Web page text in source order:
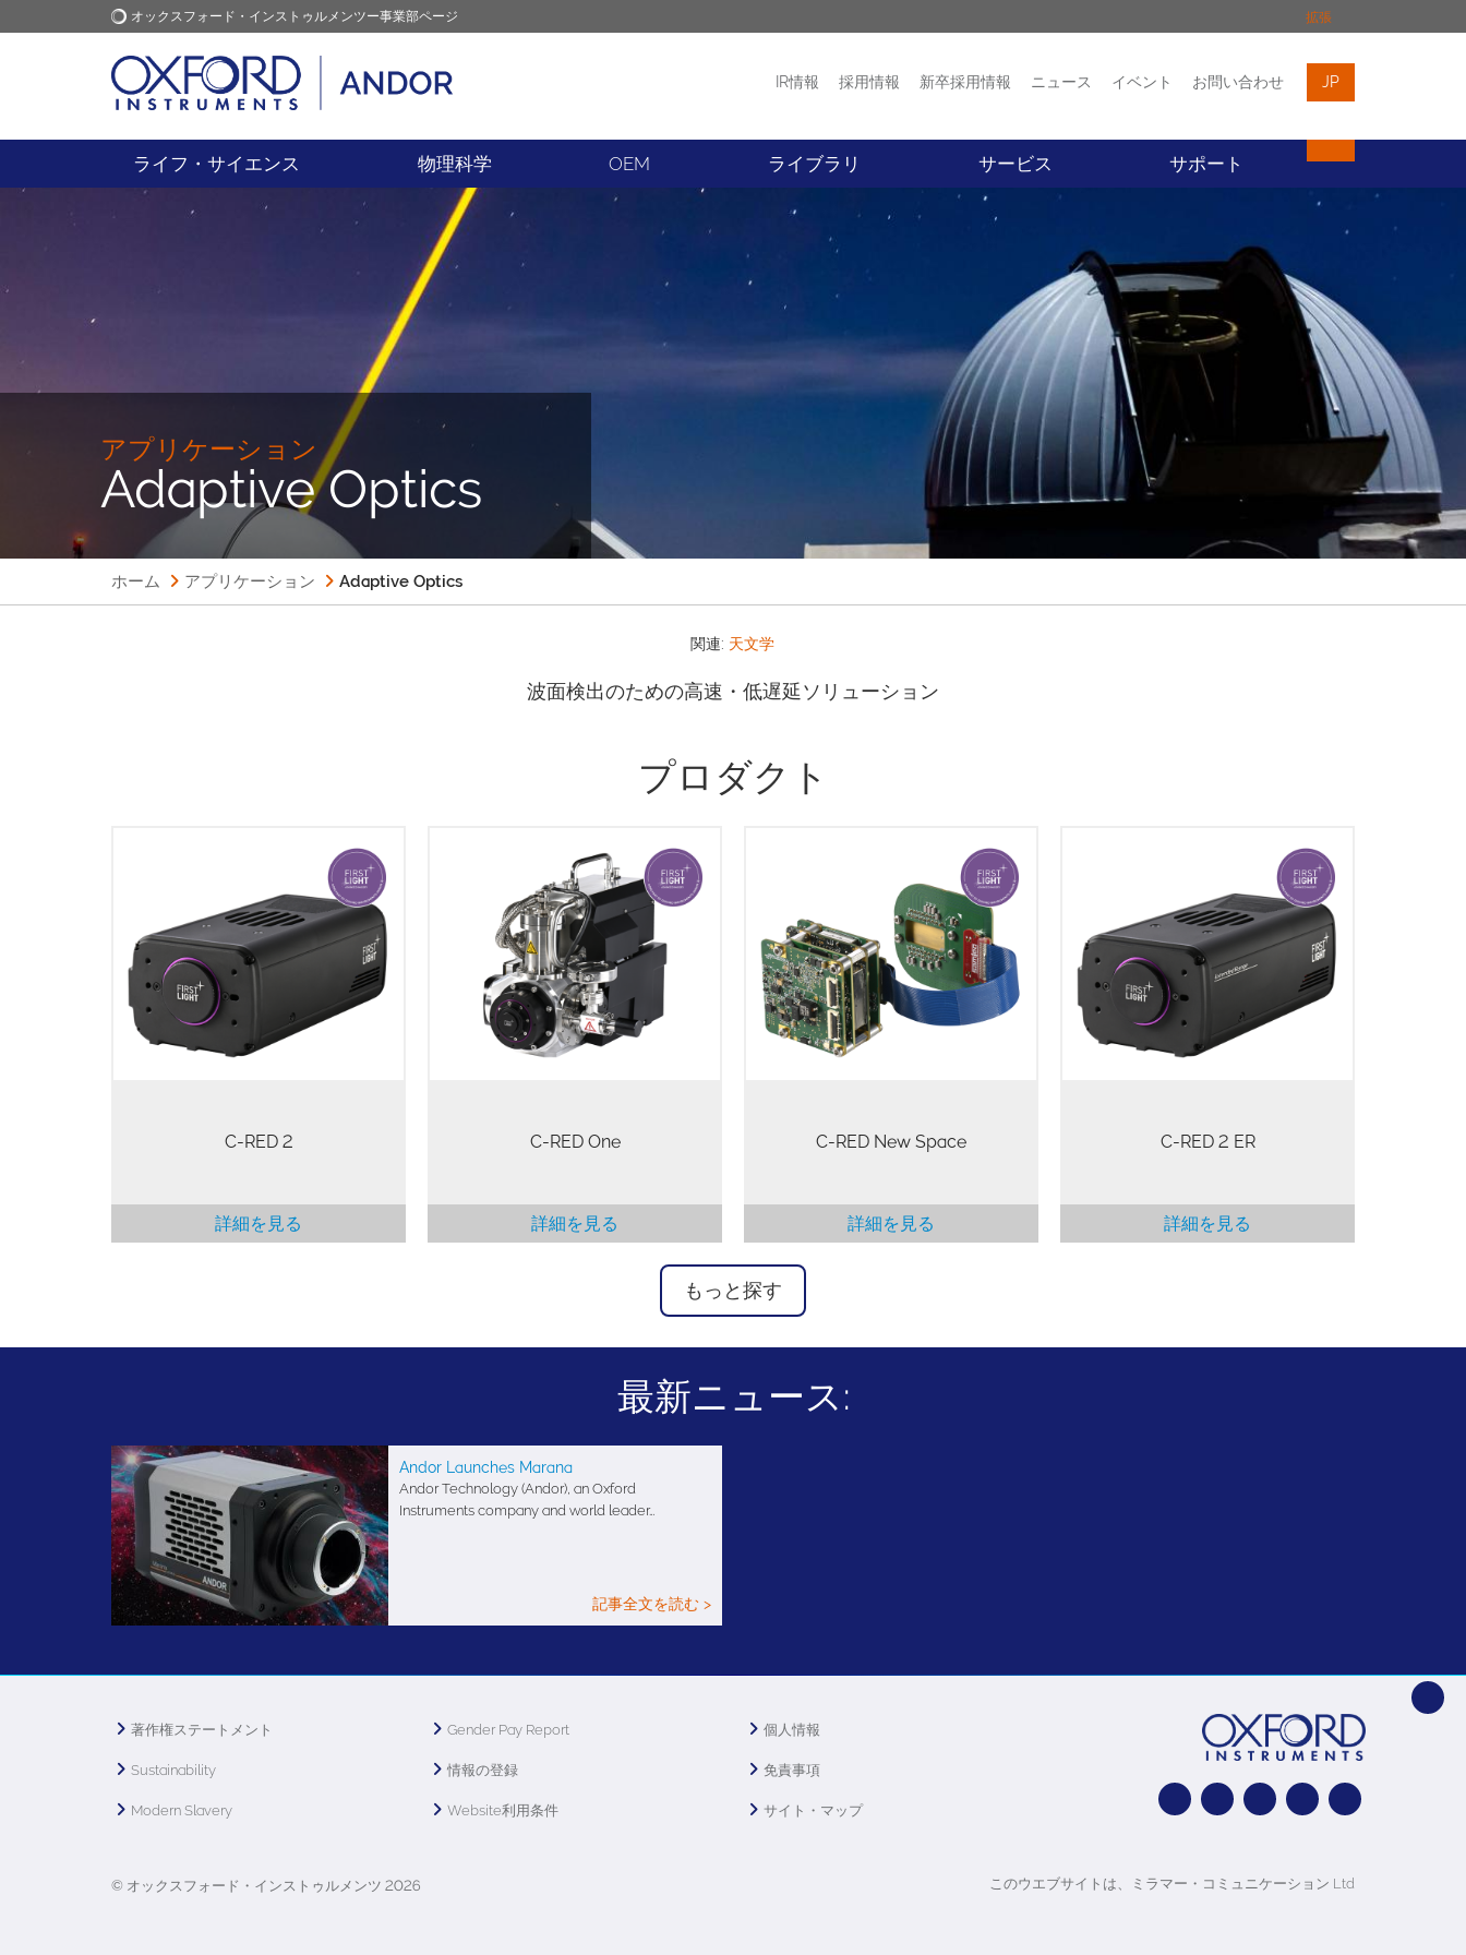
オックスフォード・インストゥルメンツー事業部ページ 拡張
オックスフォード・インス
トゥルメンツ
アプリケーション ニュース イベント お問い合わせ
IR情報 採用情報 新卒採用情報 ニュース イベント お問い合わせ JP
ライフ・サイエンス 物理科学 OEM ライブラリ サービス サポート
アプリケーション
Adaptive Optics
ホーム アプリケーション Adaptive Optics
関連: 天文学
波面検出のための高速・低遅延ソリューション
プロダクト
C-RED 2は、30エレクトロン以下の
超低ノイズと600 e/p/s以下の超低
暗電流で600fpsの撮影が可能な、画
期的な高速・低ノイズSWIRカメラで
C-RED 2
詳細を見る
C-RED Oneは、独自の320 x 256ピク
セルのHgCdTe電子増倍型APDアレイ
（ピクセルピッチ24μm）を採用した
超高速フォトンカウンティングSWIR
カメラです。このセンサーは、電子
増倍型APDのノイズフリー増倍利得
と非破壊読み出し能力を活用し、こ
れまでにないサブエレクトロンの読
み出しノイズを実現します。
C-RED One
詳細を見る
宇宙活動の極限的な環境にも耐えう
る光学性能を維持するために特別に
設計されたSWIRカメラのコアです。
C-RED New Space
詳細を見る
C-RED 2 ERは、VGA（640x512ピク
セル）のER-InGaAs検出器アレイを
搭載した高感度SWIR（短波赤外線）
カメラです。このカメラは最大
600Hzのフレームレートを実現しま
す。C-RED 2 ERカメラは、最大
1.9µmと2.2µmの感度シフトを持つ2
つの検出器をサポートできます。
C-RED 2 ER
詳細を見る
もっと探す
最新ニュース:
Andor Launches Marana
Andor Technology (Andor), an Oxford
Instruments company and world leader…
記事全文を読む >
著作権ステートメント
Sustainability
Modern Slavery
Gender Pay Report
情報の登録
Website利用条件
個人情報
免責事項
サイト・マップ
© オックスフォード・インストゥルメンツ 2026 このウエブサイトは、ミラマー・コミュニケーション Ltd